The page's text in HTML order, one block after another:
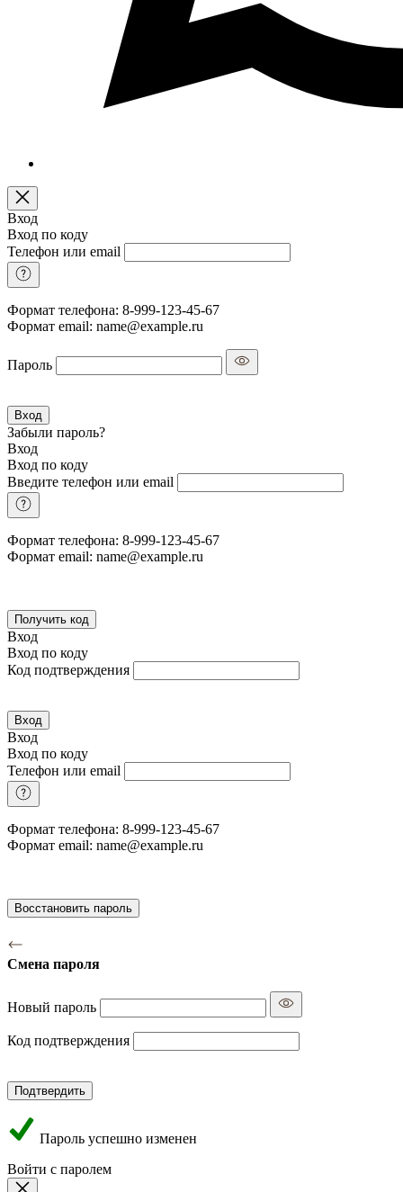
Вход
Вход по коду
Телефон или email
Формат телефона: 8-999-123-45-67
Формат email: name@example.ru
Пароль
Вход
Забыли пароль?
Вход
Вход по коду
Введите телефон или email
Формат телефона: 8-999-123-45-67
Формат email: name@example.ru
Получить код
Вход
Вход по коду
Код подтверждения
Вход
Вход
Вход по коду
Телефон или email
Формат телефона: 8-999-123-45-67
Формат email: name@example.ru
Восстановить пароль
Смена пароля
Новый пароль
Код подтверждения
Подтвердить
Пароль успешно изменен
Войти с паролем